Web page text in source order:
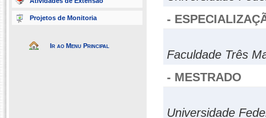
Projetos de Monitoria
Ir ao Menu Principal
-
Faculdade Três
- MESTRADO
Universidade